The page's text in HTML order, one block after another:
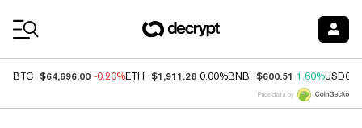
BTC $64,696.00 -0.20%ETH $1,911.28 0.00%BNB $600.51 1.60%USDC
Price data by